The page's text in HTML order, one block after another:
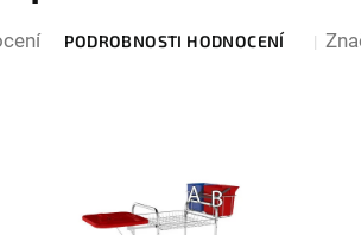
PODROBNOSTI HODNOCENÍ